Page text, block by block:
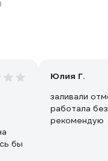
бы
Юлия Г.
заливали
работала
рекомендую